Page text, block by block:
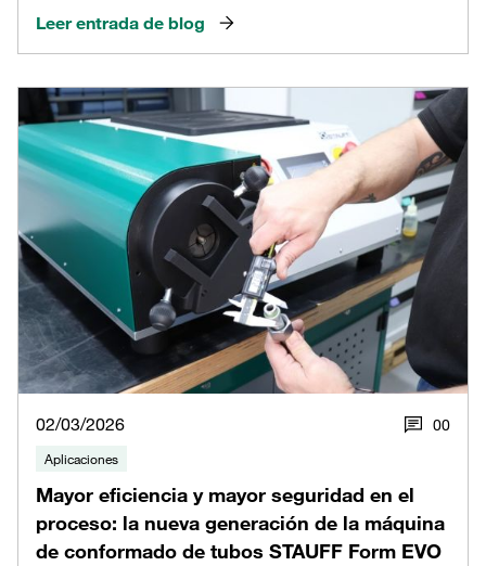
Leer entrada de blog
02/03/2026 00
Aplicaciones
Mayor eficiencia y mayor seguridad en el
proceso: la nueva generación de la máquina
de conformado de tubos STAUFF Form EVO